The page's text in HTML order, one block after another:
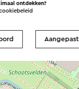
ontdekken?
Aangepast